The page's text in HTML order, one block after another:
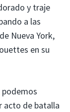
y traje
a las
Nueva York,
en su
acto de batalla